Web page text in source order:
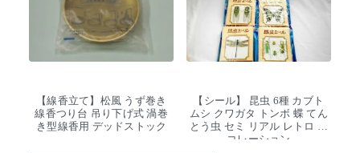
【線香立て】松風 うず巻き
線香つり台 吊り下げ式 渦巻
き型線香用 デッドストック
【シール】 昆虫 6種 カブト
ムシ クワガタ トンボ 蝶 てん
とう虫 セミ リアル レトロ デ
コレーション